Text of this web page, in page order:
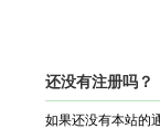
还没有注册吗？
如果还没有本站的